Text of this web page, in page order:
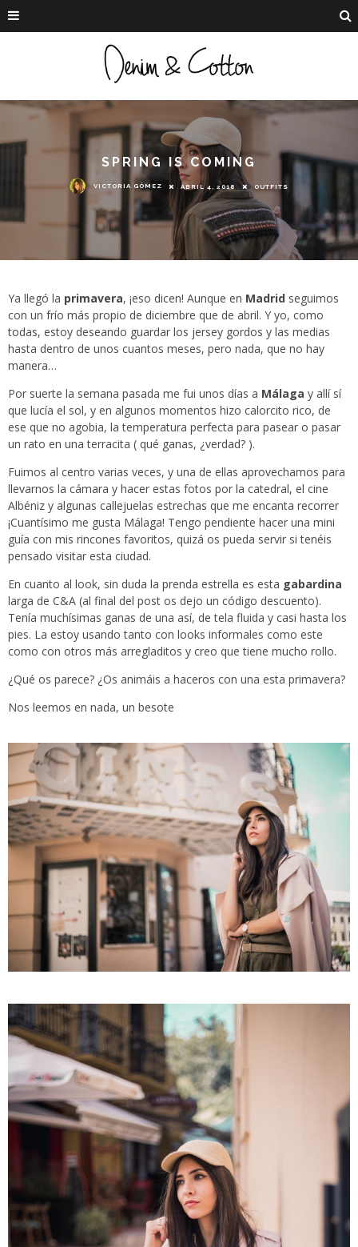
SPRING IS COMING
VICTORIA GÓMEZ ABRIL 4, 2018 OUTFITS
Ya llegó la primavera, ¡eso dicen! Aunque en Madrid seguimos
con un frío más propio de diciembre que de abril. Y yo, como
todas, estoy deseando guardar los jersey gordos y las medias
hasta dentro de unos cuantos meses, pero nada, que no hay
manera…
Por suerte la semana pasada me fui unos días a Málaga y allí sí
que lucía el sol, y en algunos momentos hizo calorcito rico, de
ese que no agobia, la temperatura perfecta para pasear o pasar
un rato en una terracita ( qué ganas, ¿verdad? ).
Fuimos al centro varias veces, y una de ellas aprovechamos para
llevarnos la cámara y hacer estas fotos por la catedral, el cine
Albéniz y algunas callejuelas estrechas que me encanta recorrer
¡Cuantísimo me gusta Málaga! Tengo pendiente hacer una mini
guía con mis rincones favoritos, quizá os pueda servir si tenéis
pensado visitar esta ciudad.
En cuanto al look, sin duda la prenda estrella es esta gabardina
larga de C&A (al final del post os dejo un código descuento).
Tenía muchísimas ganas de una así, de tela fluida y casi hasta los
pies. La estoy usando tanto con looks informales como este
como con otros más arregladitos y creo que tiene mucho rollo.
¿Qué os parece? ¿Os animáis a haceros con una esta primavera?
Nos leemos en nada, un besote